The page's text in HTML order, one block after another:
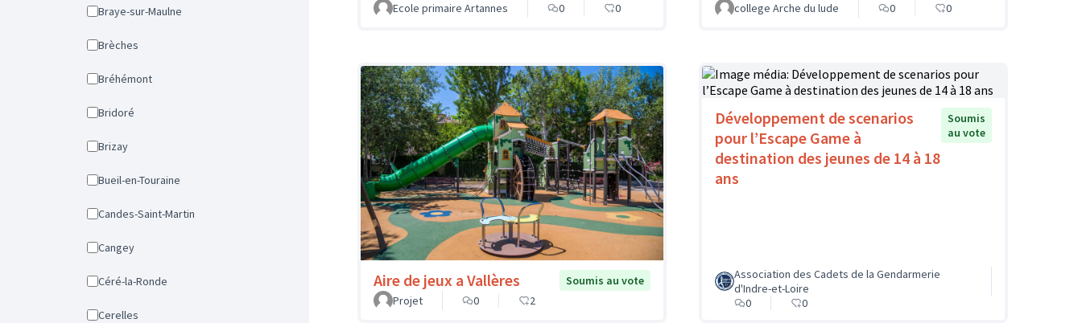
Braye-sur-Maulne
Brèches
Bréhémont
Bridoré
Brizay
Bueil-en-Touraine
Candes-Saint-Martin
Cangey
Céré-la-Ronde
Cerelles
Ecole primaire Artannes
0 0 college Arche du lude 0 0
Aire de jeux a Vallères
Soumis au vote
Projet
0 2
Développement de scenarios
pour l’Escape Game à
destination des jeunes de 14 à 18
ans
Soumis
au vote
Association des Cadets de la Gendarmerie
d'Indre-et-Loire
0
0